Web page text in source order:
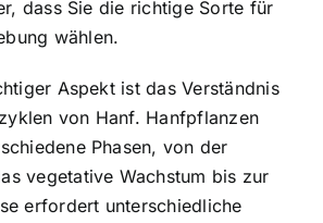
dass Sie die richtige Sorte für
wählen.
Aspekt ist das Verständnis
von Hanf. Hanfpflanzen
Phasen, von der
vegetative Wachstum bis zur
erfordert unterschiedliche